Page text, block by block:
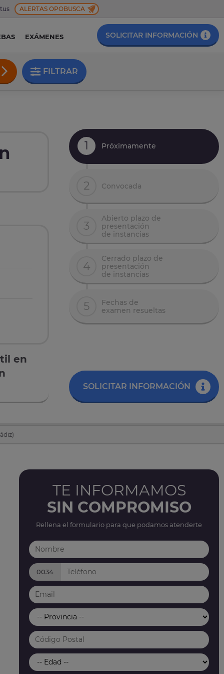
ALERTAS OPOBUSCA
EXÁMENES SOLICITAR INFORMACIÓN
FILTRAR
en
1 Próximamente
2 Convocada
3
Abierto plazo de
presentación
de instancias
4
Cerrado plazo de
presentación
de instancias
5
Fechas de
examen resueltas
SOLICITAR INFORMACIÓN
TE INFORMAMOS
SIN COMPROMISO
Rellena el formulario para que podamos atenderte
0034